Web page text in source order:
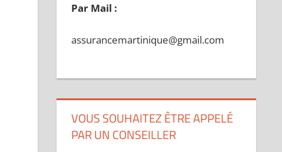
Par Mail :
assurancemartinique@gmail.com
VOUS SOUHAITEZ ÊTRE APPELÉ
PAR UN CONSEILLER